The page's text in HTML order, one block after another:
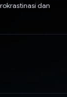
dan